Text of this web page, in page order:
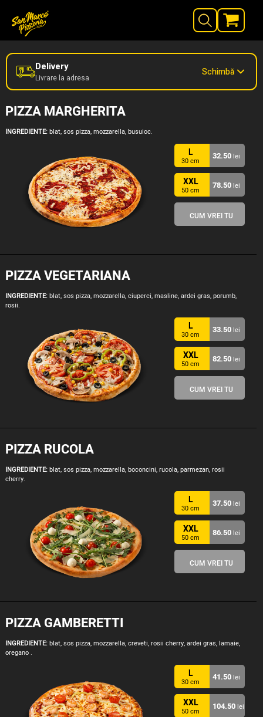
Delivery
Livrare la adresa
Schimbă
PIZZA MARGHERITA
INGREDIENTE:blat, sos pizza, mozzarella, busuioc.
L
30 cm 32.50 lei
XXL
50 cm 78.50 lei
CUM VREI TU
PIZZA VEGETARIANA
INGREDIENTE:blat, sos pizza, mozzarella, ciuperci, masline, ardei gras, porumb,
rosii.
L
30 cm 33.50 lei
XXL
50 cm 82.50 lei
CUM VREI TU
PIZZA RUCOLA
INGREDIENTE:blat, sos pizza, mozzarella, boconcini, rucola, parmezan, rosii
cherry.
L
30 cm 37.50 lei
XXL
50 cm 86.50 lei
CUM VREI TU
PIZZA GAMBERETTI
INGREDIENTE:blat, sos pizza, mozzarella, creveti, rosii cherry, ardei gras, lamaie,
oregano .
L
30 cm 41.50 lei
XXL
50 cm 104.50 lei